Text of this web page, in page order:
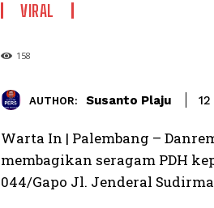
VIRAL
158
AUTHOR: Susanto Plaju
Warta In | Palembang –
membagikan seragam PDH
044/Gapo Jl. Jenderal